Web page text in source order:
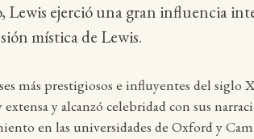
ejerció una gran influencia
mística de Lewis.
más prestigiosos e influyentes del
y alcanzó celebridad con sus
en las universidades de Oxford y